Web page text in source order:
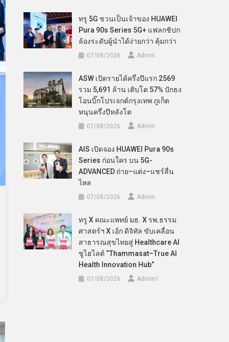
ทรู 5G ชวนเป็นเจ้าของ HUAWEI
Pura 90s Series 5G+ แฟลกชิปก
ล้องระดับผู้นำได้ง่ายกว่า คุ้มกว่า
07/08/2026 Admin
ASW เปิดรายได้ครึ่งปีแรก 2569
รวม 5,691 ล้าน เติบโต 57% ปักธง
โอนบิ๊กโปรเจกต์กรุงเทพ ภูเก็ต
หนุนครึ่งปีหลังโต
07/08/2026 Admin
AIS เปิดจอง HUAWEI Pura 90s
Series ก่อนใคร บน 5G-
ADVANCED ถ่าย–แต่ง–แชร์ลื่น
ไหล
07/08/2026 Admin
ทรู X คณะแพทย์ มธ. X รพ.ธรรม
ศาสตร์ฯ X เอ้ก ดิจิทัล ขับเคลื่อน
สาธารณสุขไทยสู่ Healthcare AI
ชูไฮไลต์ “Thammasat–True AI
Health Innovation Hub”
07/08/2026 Admin​1